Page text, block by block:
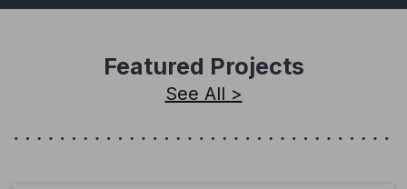
Featured Projects
See All